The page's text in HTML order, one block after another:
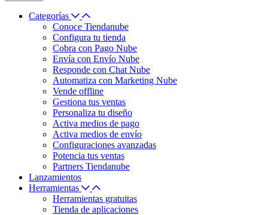
Categorías
Conoce Tiendanube
Configura tu tienda
Cobra con Pago Nube
Envía con Envío Nube
Responde con Chat Nube
Automatiza con Marketing Nube
Vende offline
Gestiona tus ventas
Personaliza tu diseño
Activa medios de pago
Activa medios de envío
Configuraciones avanzadas
Potencia tus ventas
Partners Tiendanube
Lanzamientos
Herramientas
Herramientas gratuitas
Tienda de aplicaciones